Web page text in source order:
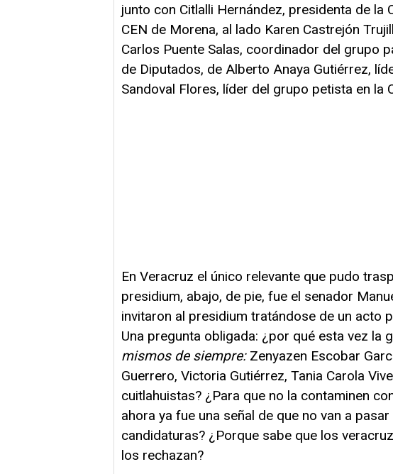
junto con Citlalli Hernández, presidenta de la
CEN de Morena, al lado Karen Castrejón
Carlos Puente Salas, coordinador del grupo
de Diputados, de Alberto Anaya Gutiérrez,
Sandoval Flores, líder del grupo petista en la
En Veracruz el único relevante que pudo
presidium, abajo, de pie, fue el senador
invitaron al presidium tratándose de un acto
Una pregunta obligada: ¿por qué esta vez la
mismos de siempre: Zenyazen Escobar
Guerrero, Victoria Gutiérrez, Tania Carola
cuitlahuistas? ¿Para que no la contaminen
ahora ya fue una señal de que no van a
candidaturas? ¿Porque sabe que los
los rechazan?